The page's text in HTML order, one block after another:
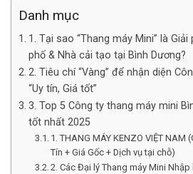
Danh mục
1. Tại sao “Thang máy Mini” là
phố & Nhà cải tạo tại Bình Dương?
2. Tiêu chí “Vàng” để nhận diện
“Uy tín, Giá tốt”
3. Top 5 Công ty thang máy mini
tốt nhất 2025
1. THANG MÁY KENZO VIỆT NAM
Tín + Giá Gốc + Dịch vụ tại chỗ)
2. Các Đại lý Thang máy Mini